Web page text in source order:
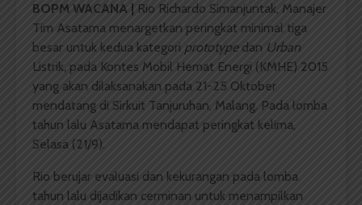
BOPM WACANA |
Rio Richardo Simanjuntak, Manajer
Tim Asatama menargetkan peringkat minimal tiga
besar untuk kedua kategori prototypedan Urban
Listrik, pada Kontes Mobil Hemat Energi (KMHE) 2015
yang akan dilaksanakan pada 21-25 Oktober
mendatang di Sirkuit Tanjuruhan, Malang. Pada lomba
tahun lalu Asatama mendapat peringkat kelima,
Selasa (21/9).
Rio berujar evaluasi dan kekurangan pada lomba
tahun lalu dijadikan cerminan untuk menampilkan